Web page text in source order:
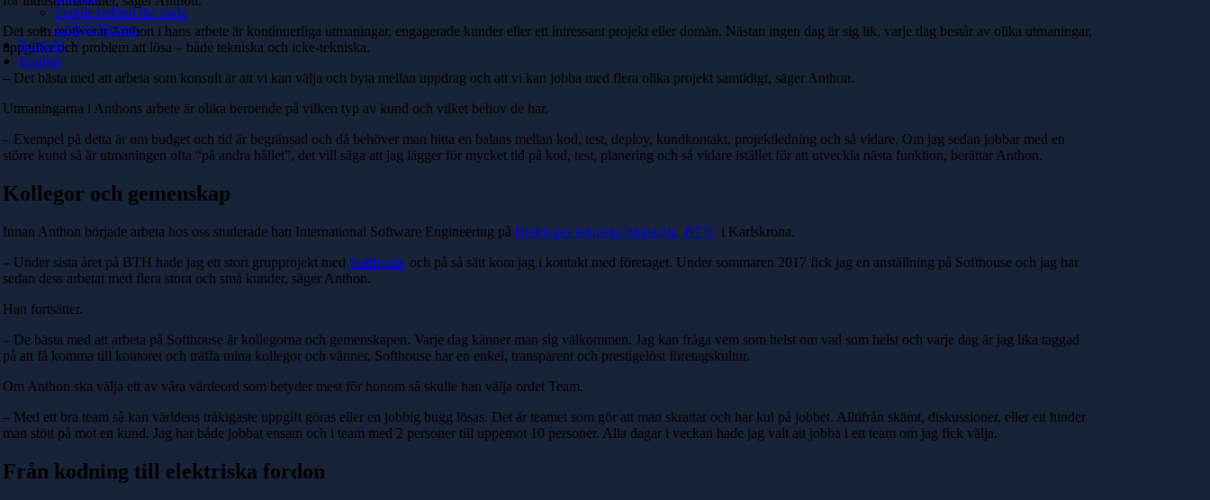
People behind the code
Lediga tjänster
Kontakt
English
Det som motiverar Anthon i hans arbete är kontinuerliga utmaningar, engagerade kunder eller ett intressant projekt eller domän. Nästan ingen dag är sig lik, varje dag består av olika utmaningar,
uppgifter och problem att lösa – både tekniska och icke-tekniska.
– Det bästa med att arbeta som konsult är att vi kan välja och byta mellan uppdrag och att vi kan jobba med flera olika projekt samtidigt, säger Anthon.
Utmaningarna i Anthons arbete är olika beroende på vilken typ av kund och vilket behov de har.
– Exempel på detta är om budget och tid är begränsad och då behöver man hitta en balans mellan kod, test, deploy, kundkontakt, projektledning och så vidare. Om jag sedan jobbar med en
större kund så är utmaningen ofta “på andra hållet”, det vill säga att jag lägger för mycket tid på kod, test, planering och så vidare istället för att utveckla nästa funktion, berättar Anthon.
Kollegor och gemenskap
Innan Anthon började arbeta hos oss studerade han International Software Engineering på Blekinges tekniska högskola, BTH, i Karlskrona.
– Under sista året på BTH hade jag ett stort grupprojekt med Softhouse och på så sätt kom jag i kontakt med företaget. Under sommaren 2017 fick jag en anställning på Softhouse och jag har
sedan dess arbetat med flera stora och små kunder, säger Anthon.
Han fortsätter.
– De bästa med att arbeta på Softhouse är kollegorna och gemenskapen. Varje dag känner man sig välkommen. Jag kan fråga vem som helst om vad som helst och varje dag är jag lika taggad
på att få komma till kontoret och träffa mina kollegor och vänner. Softhouse har en enkel, transparent och prestigelöst företagskultur.
Om Anthon ska välja ett av våra värdeord som betyder mest för honom så skulle han välja ordet Team.
– Med ett bra team så kan världens tråkigaste uppgift göras eller en jobbig bugg lösas. Det är teamet som gör att man skrattar och har kul på jobbet. Alltifrån skämt, diskussioner, eller ett hinder
man stött på mot en kund. Jag har både jobbat ensam och i team med 2 personer till uppemot 10 personer. Alla dagar i veckan hade jag valt att jobba i ett team om jag fick välja.
Från kodning till elektriska fordon